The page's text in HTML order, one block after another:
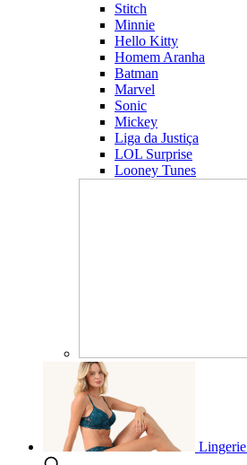
Stitch
Minnie
Hello Kitty
Homem Aranha
Batman
Marvel
Sonic
Mickey
Liga da Justiça
LOL Surprise
Looney Tunes
Lingerie